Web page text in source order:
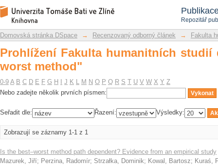
Repozitář
Prohlížení Fakulta humanitních studií
Repozitář DSpace/Manakin
Domovská stránka DSpace → Recenzovaný odborný článek → Fakulta
Prohlížení Fakulta humanitních studií
worst method"
0-9 A B C D E F G H J K L M N O P Q R S T U V W X Y Z
Nebo zadejte několik prvních písmen:
Seřadit dle: Řazení: Výsledky:
Zobrazují se záznamy 1-1 z 1
Is the best–worst method path dependent? Evidence from an empirical study
Mazurek, Jiří; Perzina, Radomír; Strzałka, Dominik; Kowal, Bartosz; Kuraś,